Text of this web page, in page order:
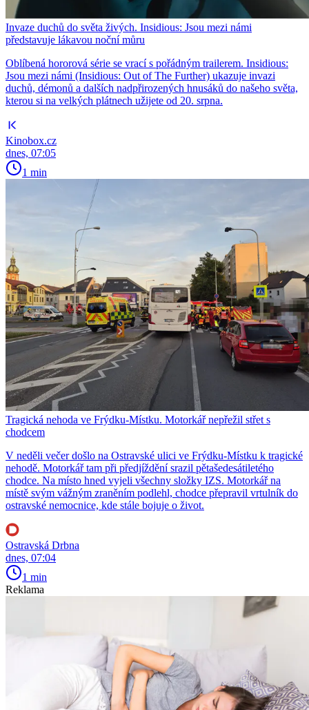
Invaze duchů do světa živých. Insidious: Jsou mezi námi
představuje lákavou noční můru
Oblíbená hororová série se vrací s pořádným trailerem. Insidious:
Jsou mezi námi (Insidious: Out of The Further) ukazuje invazi
duchů, démonů a dalších nadpřirozených hnusáků do našeho světa,
kterou si na velkých plátnech užijete od 20. srpna.
Kinobox.cz
dnes, 07:05
1 min
Tragická nehoda ve Frýdku-Místku. Motorkář nepřežil střet s
chodcem
V neděli večer došlo na Ostravské ulici ve Frýdku-Místku k tragické
nehodě. Motorkář tam při předjíždění srazil pětašedesátiletého
chodce. Na místo hned vyjeli všechny složky IZS. Motorkář na
místě svým vážným zraněním podlehl, chodce přepravil vrtulník do
ostravské nemocnice, kde stále bojuje o život.
Ostravská Drbna
dnes, 07:04
1 min
Reklama